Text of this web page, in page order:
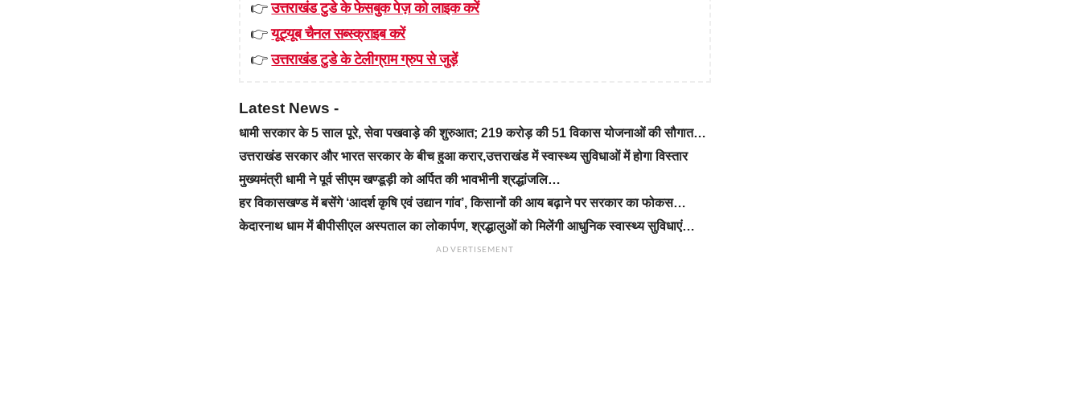
👉उत्तराखंड टुडे के फेसबुक पेज़ को लाइक करें
👉यूट्यूब चैनल सब्स्क्राइब करें
👉उत्तराखंड टुडे के टेलीग्राम ग्रुप से जुड़ें
Latest News -
धामी सरकार के 5 साल पूरे, सेवा पखवाड़े की शुरुआत; 219 करोड़ की 51 विकास योजनाओं की सौगात…
उत्तराखंड सरकार और भारत सरकार के बीच हुआ करार,उत्तराखंड में स्वास्थ्य सुविधाओं में होगा विस्तार
मुख्यमंत्री धामी ने पूर्व सीएम खण्डूड़ी को अर्पित की भावभीनी श्रद्धांजलि…
हर विकासखण्ड में बसेंगे ‘आदर्श कृषि एवं उद्यान गांव’, किसानों की आय बढ़ाने पर सरकार का फोकस…
केदारनाथ धाम में बीपीसीएल अस्पताल का लोकार्पण, श्रद्धालुओं को मिलेंगी आधुनिक स्वास्थ्य सुविधाएं…
ADVERTISEMENT